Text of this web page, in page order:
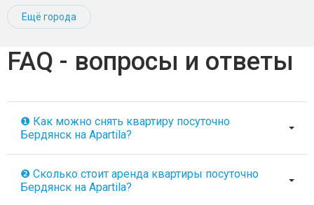
Ещё города
FAQ - вопросы и ответы
❶ Как можно снять квартиру посуточно
Бердянск на Apartila?
❷ Сколько стоит аренда квартиры посуточно
Бердянск на Apartila?